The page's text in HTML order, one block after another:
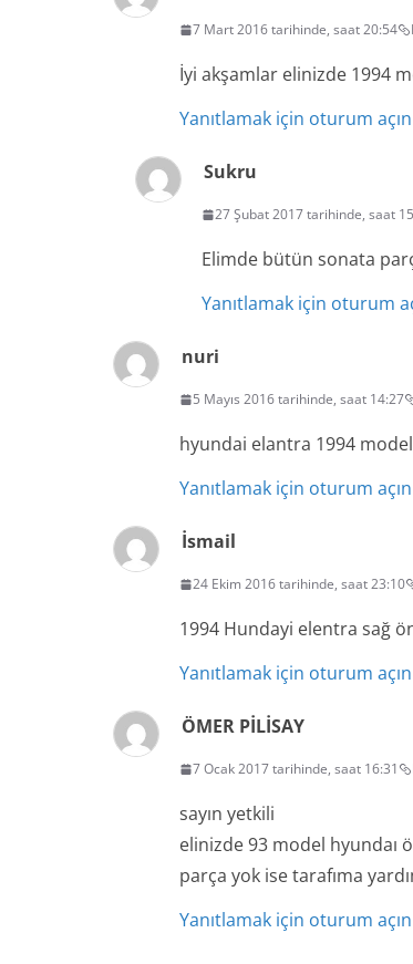
7 Mart 2016 tarihinde, saat 20:54
İyi akşamlar elinizde 1994
Yanıtlamak için oturum açın
Sukru
27 Şubat 2017 tarihinde, saat
Elimde bütün sonata
Yanıtlamak için oturum
nuri
5 Mayıs 2016 tarihinde, saat 14:27
hyundai elantra 1994
Yanıtlamak için oturum açın
İsmail
24 Ekim 2016 tarihinde, saat 23:10
1994 Hundayi elentra sağ
Yanıtlamak için oturum açın
ÖMER PİLİSAY
7 Ocak 2017 tarihinde, saat 16:31
sayın yetkili
elinizde 93 model hyundaı
parça yok ise tarafıma
Yanıtlamak için oturum açın